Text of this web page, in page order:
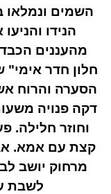
השמים ונמלאו
הנידו
מהעננים
חלון חדר
הסערה והרוח
דקה פנויה
וחוזר חלילה.
קצת עם אמא.
מרחוק יושב
לשבת